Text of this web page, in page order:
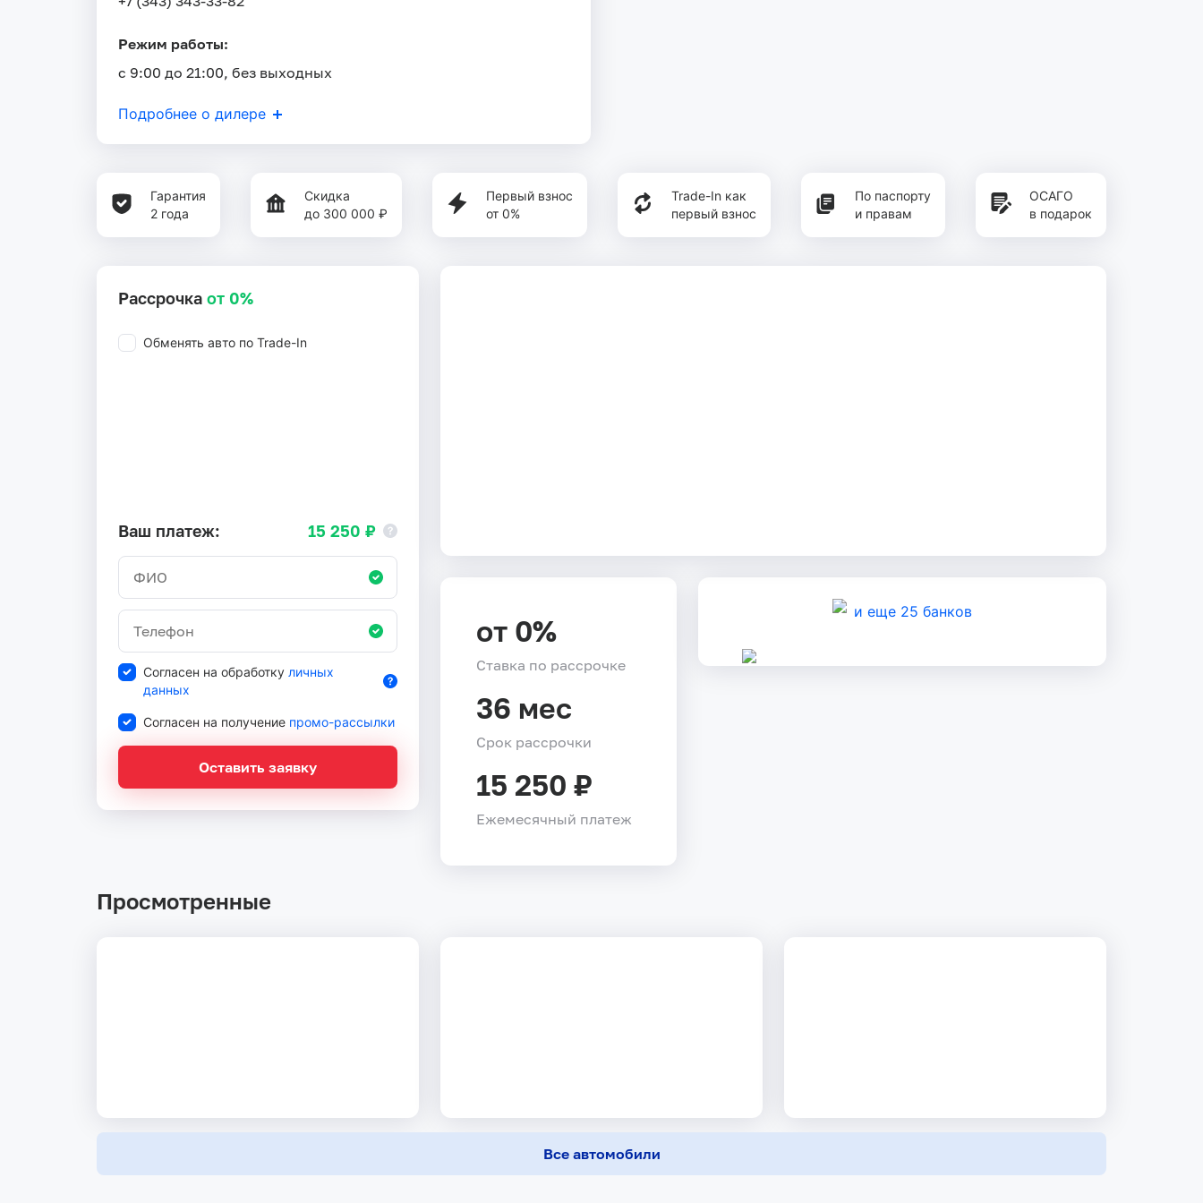
Режим работы:
с 9:00 до 21:00, без выходных
Подробнее о дилере
Гарантия
2 года
Скидка
до 300 000 ₽
Первый взнос
от 0%
Trade-In как
первый взнос
По паспорту
и правам
ОСАГО
в подарок
Рассрочка от 0%
Обменять авто по Trade-In
Ваш платеж: 15 250 ₽
Согласен на обработку личных
данных
Согласен на получение промо-рассылки
Оставить заявку
от 0%
Ставка по рассрочке
36 мес
Срок рассрочки
15 250 ₽
Ежемесячный платеж
и еще 25 банков
Просмотренные
Все автомобили